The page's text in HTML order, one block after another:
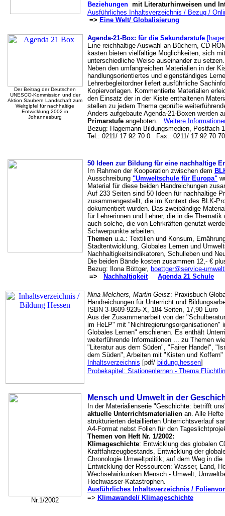
Beziehungen mit Literaturhinweisen und
Ausführliches Inhaltsverzeichnis / Bezug /
=> Eine Welt/ Globalisierung
Der Beitrag der Deutschen
UNESCO-Kommission und der
Aktion Saubere Landschaft zum
Weltgipfel für nachhaltige
Entwicklung 2002 in
Johannesburg
Agenda-21-Box: für die Sekundarstufe
Eine reichhaltige Auswahl an Büchern, CD-
kasten bieten vielfältige Möglichkeiten, sich
unterschiedliche Weise auseinander zu setzen.
Neben den umfangreichen Materialien in der
handlungsorientiertes und eigenständiges
Lehrerbegleitordner liefert ausführliche
Kopiervorlagen. Kommentierte Materialien
den Einsatz der in der Kiste enthaltenen
stellen zu jedem Thema geprüfte
Anders aufgebaute Agenda-21-Boxen werden
Primarstufe angeboten. Weitere
Bezug: Hagemann Bildungsmedien, Postfach
Tel.: 0211/ 17 92 70 0 Fax.: 0211/ 17 92 70
50 Ideen zur Bildung für eine nachhaltige
Im Rahmen der Kooperation zwischen dem
Ausschreibung "Umweltschule für Europa"
Material für diese beiden Handreichungen
Auf 233 Seiten sind 50 Ideen für nachhaltige
zusammengestellt, die im Kontext des BLK-
dokumentiert wurden. Das zweibändige
für Lehrerinnen und Lehrer, die in die
auch solche, die von Lehrkräften genutzt
Schwerpunkte arbeiten.
Themen u.a.: Textilien und Konsum,
Stadtentwicklung, Globales Lernen und
Nachhaltigkeitsindikatoren, Schulleben und
Die beiden Bände kosten zusammen 12,- €
Bezug: Ilona Böttger, boettger@service-
=>
Nachhaltigkeit Agenda 21 Schule
Nina Melchers, Martin Geisz: Praxisbuch
Handreichungen für Unterricht und
ISBN 3-8609-9235-X, 184 Seiten, 17,90 Euro
Aus der Zusammenarbeit von der
im HeLP" mit "Nichtregierungsorganisationen"
Globales Lernen" erschienen. Es enthält
weiterführende Informationen ... zu Themen
"Literatur aus dem Süden", "Fairer Handel",
dem Süden", Arbeiten mit "Kisten und Koffern"
Inhaltsverzeichnis [pdf/ bildung.hessen]
Probekapitel: Stationenlernen - Thema
Nr.1/2002
Mensch und Umwelt in der
In der Materialienserie "Geschichte: betrifft
aktuelle Unterrichtsmaterialien an. Alle
strukturierten detaillierten Unterrichtsverlauf
A4-Format nebst Folien für den
Themen von Heft Nr. 1/2002:
Klimageschichte: Entwicklung des globalen
Kraftfahrzeugbestands, Entwicklung der
Chronologie Umweltpolitik; auf dem Weg in
Entwicklung der Ressourcen: Wasser, Land,
Wechselwirkunken Mensch - Umwelt;
Hochwasser-Katastrophen.
Ausführliches Inhaltsverzeichnis /
=> Klimawandel/ Klimageschichte